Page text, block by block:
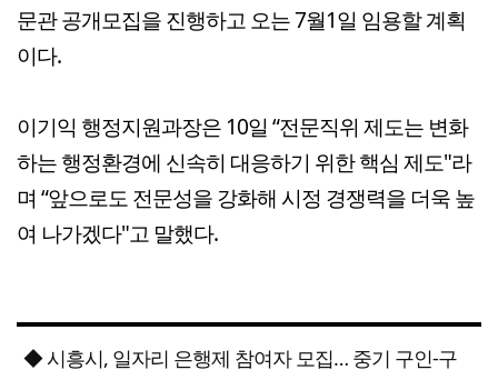
문관 공개모집을 진행하고 오는 7월1일 임용할 계획
이다.
이기익 행정지원과장은 10일 “전문직위 제도는 변화
하는 행정환경에 신속히 대응하기 위한 핵심 제도"라
며 “앞으로도 전문성을 강화해 시정 경쟁력을 더욱 높
여 나가겠다"고 말했다.
◆ 시흥시, 일자리 은행제 참여자 모집… 중기 구인-구